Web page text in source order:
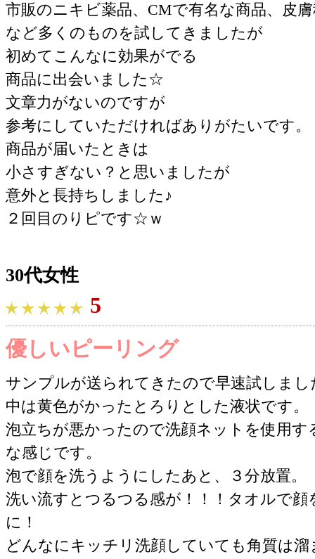
市販のニキビ薬品、CMで有名な商品、皮
など多くのものを試してきましたが
初めてこんなに効果がでる
商品に出会いました☆
文章力がないのですが
参考にしていただければありがたいです。
商品が届いたときは
小さすぎない？と思いましたが
意外と長持ちしました♪
２回目のりピです☆ｗ
30代女性
5
優しいピーリング
サンプルが送られてきたので早速試しまし
中は黄色がかったとろりとした液状です。
泡立ちが悪かったので洗顔ネットを使用
な感じです。
泡で顔を洗うようにしたあと、３分放置。
洗い流すとつるつる感が！！！タオルで
に！
どんなにキッチリ洗顔していても角質は